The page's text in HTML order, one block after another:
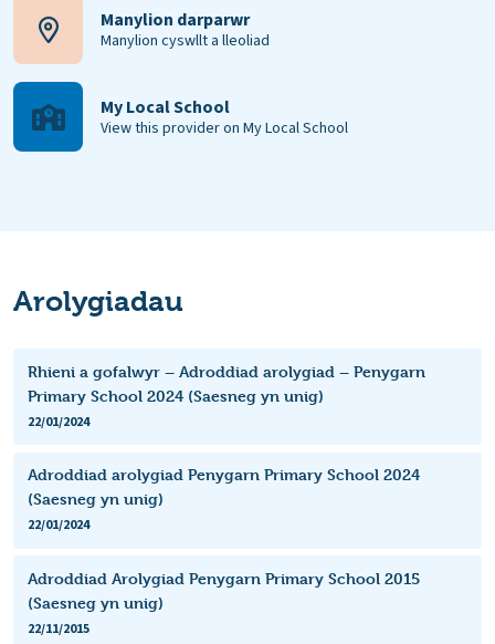
Manylion darparwr
Manylion cyswllt a lleoliad
My Local School
View this provider on My Local School
Arolygiadau
Rhieni a gofalwyr – Adroddiad arolygiad – Penygarn
Primary School 2024 (Saesneg yn unig)
22/01/2024
Adroddiad arolygiad Penygarn Primary School 2024
(Saesneg yn unig)
22/01/2024
Adroddiad Arolygiad Penygarn Primary School 2015
(Saesneg yn unig)
22/11/2015